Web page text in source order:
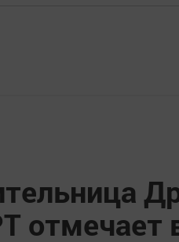
отмечает